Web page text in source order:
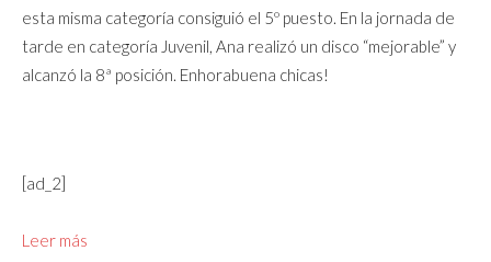
esta misma categoría consiguió el 5º puesto. En la jornada de
tarde en categoría Juvenil, Ana realizó un disco “mejorable” y
alcanzó la 8ª posición. Enhorabuena chicas!
[ad_2]
Leer más